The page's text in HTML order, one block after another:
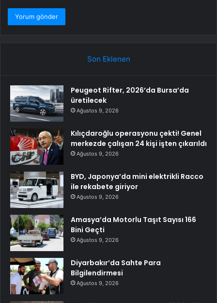
Son Eklenen
Peugeot Rifter, 2026’da Bursa’da
üretilecek
Ağustos 9, 2026
Kılıçdaroğlu operasyonu çekti! Genel
merkezde çalışan 24 kişi işten çıkarıldı
Ağustos 9, 2026
BYD, Japonya’da mini elektrikli Racco
ile rekabete giriyor
Ağustos 9, 2026
Amasya’da Motorlu Taşıt Sayısı 166
Bini Geçti
Ağustos 9, 2026
Diyarbakır’da Sahte Para
Bilgilendirmesi
Ağustos 9, 2026